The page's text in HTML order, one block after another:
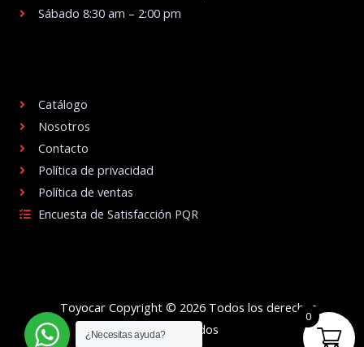
Sábado 8:30 am – 2:00 pm
Catálogo
Nosotros
Contacto
Política de privacidad
Política de ventas
Encuesta de Satisfacción PQR
Toyocar Copyright © 2026 Todos los derechos
reservados
¿Necesitas ayuda?
0